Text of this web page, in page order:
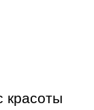
красоты